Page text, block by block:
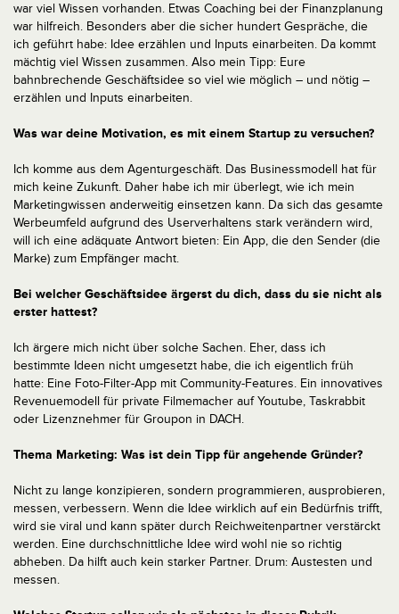
war viel Wissen vorhanden. Etwas Coaching bei der Finanzplanung
war hilfreich. Besonders aber die sicher hundert Gespräche, die
ich geführt habe: Idee erzählen und Inputs einarbeiten. Da kommt
mächtig viel Wissen zusammen. Also mein Tipp: Eure
bahnbrechende Geschäftsidee so viel wie möglich – und nötig –
erzählen und Inputs einarbeiten.
Was war deine Motivation, es mit einem Startup zu versuchen?
Ich komme aus dem Agenturgeschäft. Das Businessmodell hat für
mich keine Zukunft. Daher habe ich mir überlegt, wie ich mein
Marketingwissen anderweitig einsetzen kann. Da sich das gesamte
Werbeumfeld aufgrund des Userverhaltens stark verändern wird,
will ich eine adäquate Antwort bieten: Ein App, die den Sender (die
Marke) zum Empfänger macht.
Bei welcher Geschäftsidee ärgerst du dich, dass du sie nicht als
erster hattest?
Ich ärgere mich nicht über solche Sachen. Eher, dass ich
bestimmte Ideen nicht umgesetzt habe, die ich eigentlich früh
hatte: Eine Foto-Filter-App mit Community-Features. Ein innovatives
Revenuemodell für private Filmemacher auf Youtube, Taskrabbit
oder Lizenznehmer für Groupon in DACH.
Thema Marketing: Was ist dein Tipp für angehende Gründer?
Nicht zu lange konzipieren, sondern programmieren, ausprobieren,
messen, verbessern. Wenn die Idee wirklich auf ein Bedürfnis trifft,
wird sie viral und kann später durch Reichweitenpartner verstärckt
werden. Eine durchschnittliche Idee wird wohl nie so richtig
abheben. Da hilft auch kein starker Partner. Drum: Austesten und
messen.